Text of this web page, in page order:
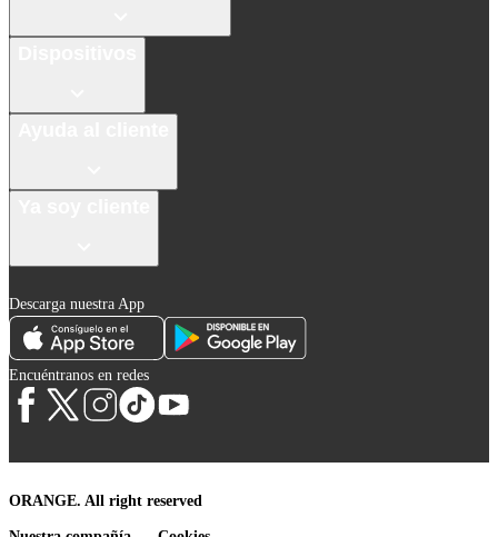
Descarga nuestra App
Encuéntranos en redes
ORANGE. All right reserved